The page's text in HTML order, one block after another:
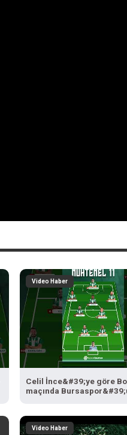
Video Haber
Celil İnce&#39;ye göre
maçında
Video Haber